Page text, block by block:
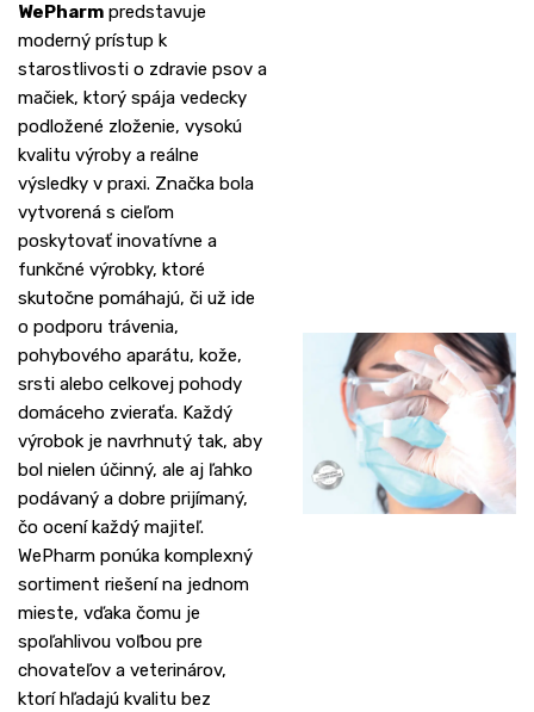
WePharm predstavuje
moderný prístup k
starostlivosti o zdravie psov a
mačiek, ktorý spája vedecky
podložené zloženie, vysokú
kvalitu výroby a reálne
výsledky v praxi. Značka bola
vytvorená s cieľom
poskytovať inovatívne a
funkčné výrobky, ktoré
skutočne pomáhajú, či už ide
o podporu trávenia,
pohybového aparátu, kože,
srsti alebo celkovej pohody
domáceho zvieraťa. Každý
výrobok je navrhnutý tak, aby
bol nielen účinný, ale aj ľahko
podávaný a dobre prijímaný,
čo ocení každý majiteľ.
WePharm ponúka komplexný
sortiment riešení na jednom
mieste, vďaka čomu je
spoľahlivou voľbou pre
chovateľov a veterinárov,
ktorí hľadajú kvalitu bez